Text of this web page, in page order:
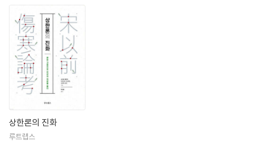
상한론의 진화
루트랩스